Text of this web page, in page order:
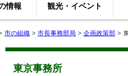
情報 観光・イベント
市の組織 > 市長事務部局 > 企画政策部 >
東京事務所